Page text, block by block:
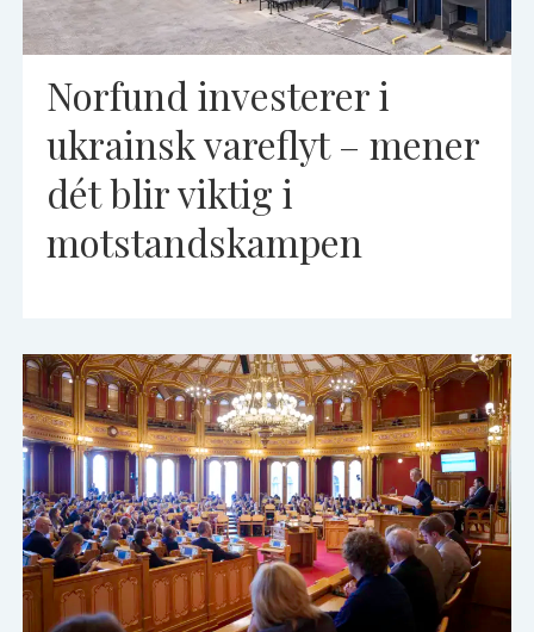
Norfund investerer i
ukrainsk vareflyt – mener
dét blir viktig i
motstandskampen